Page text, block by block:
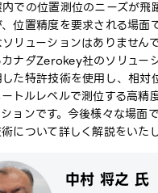
での位置測位のニーズが飛
位置精度を要求される場面
リューションはありません
ナダZerokey社のソリュー
た特許技術を使用し、相対
トルレベルで測位する高精
ョンです。今後様々な場面
について詳しく解説をいたし
中村 将之 氏